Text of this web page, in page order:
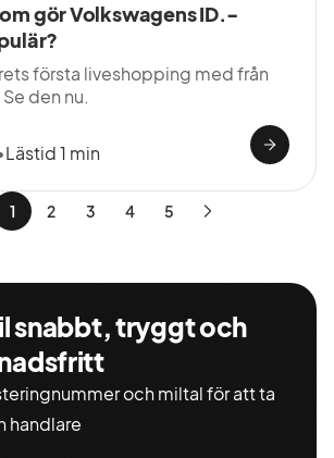
gör Volkswagens ID.-
första liveshopping med från
den nu.
Lästid 1 min
1 2 3 4 5
Nästa
snabbt, tryggt och
och miltal för att ta
handlare